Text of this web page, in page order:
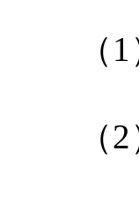
（1）
（2）